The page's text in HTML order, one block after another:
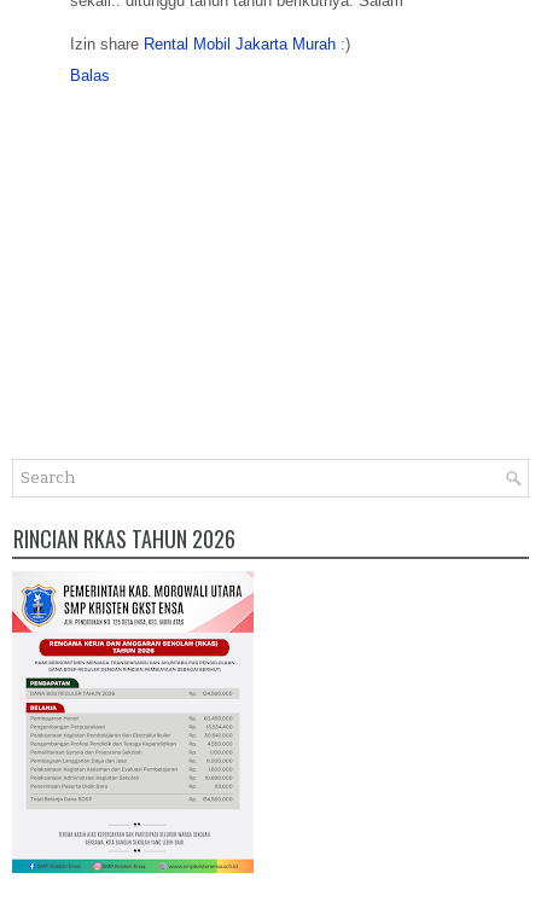
Izin share Rental Mobil Jakarta Murah :)
Balas
RINCIAN RKAS TAHUN 2026